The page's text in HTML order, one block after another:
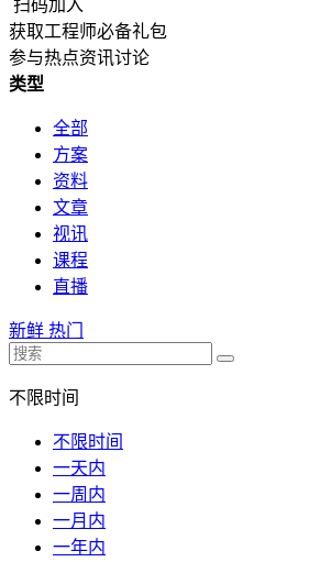
扫码加入
获取工程师必备礼包
参与热点资讯讨论
类型
全部
方案
资料
文章
视讯
课程
直播
新鲜 热门
不限时间
不限时间
一天内
一周内
一月内
一年内